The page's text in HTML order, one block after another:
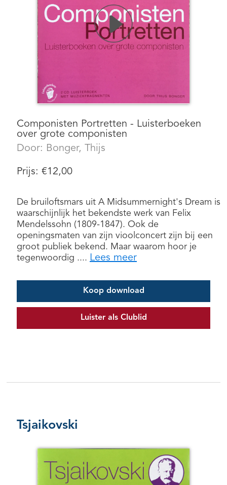
Componisten Portretten - Luisterboeken
over grote componisten
Door: Bonger, Thijs
Prijs: €12,00
De bruiloftsmars uit A Midsummernight's Dream is
waarschijnlijk het bekendste werk van Felix
Mendelssohn (1809-1847). Ook de
openingsmaten van zijn vioolconcert zijn bij een
groot publiek bekend. Maar waarom hoor je
tegenwoordig .... Lees meer
Koop download
Luister als Clublid
Tsjaikovski